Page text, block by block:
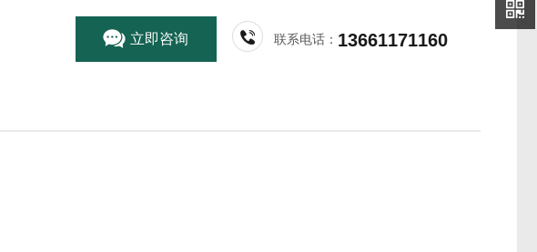
立即咨询 联系电话： 13661171160